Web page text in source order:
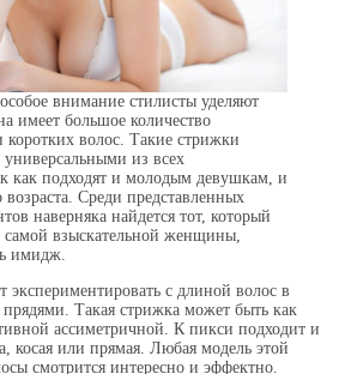
внимание стилисты уделяют
имеет большое количество
коротких волос. Такие стрижки
из всех
как подходят и молодым девушкам, и
возраста. Среди представленных
наверняка найдется тот, который
самой взыскательной женщины,
имидж.
экспериментировать с длиной волос в
Такая стрижка может быть как
ассиметричной. К пикси подходит и
косая или прямая. Любая модель этой
смотрится интересно и эффектно.